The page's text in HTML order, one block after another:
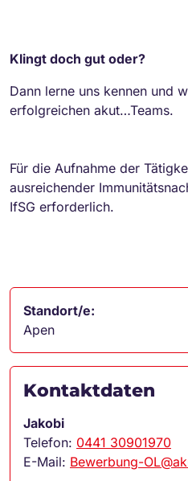
Klingt doch gut oder?
Dann lerne uns kennen und
erfolgreichen akut…Teams.
Für die Aufnahme der
ausreichender
IfSG erforderlich.
Standort/e:
Apen
Kontaktdaten
Jakobi
Telefon: 0441 30901970
E-Mail: Bewerbung-